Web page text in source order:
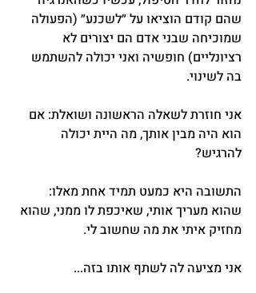
שהם קודם הוציאו על ״לשכנע״ (הפעולה
שמוכיחה שבני אדם הם יצורים לא
רציונליים) חופשיה ואני יכולה להשתמש
בה לשינוי.
אני חוזרת לשאלה הראשונה ושואלת: אם
הוא היה מבין אותך, מה היית יכולה
להרגיש?
התשובה היא כמעט תמיד אחת מאלו:
שהוא מעריך אותי, שאיכפת לו ממני, שהוא
מחזיק איתי את מה שחשוב לי.
אני מציעה לה לשתף אותו בזה...